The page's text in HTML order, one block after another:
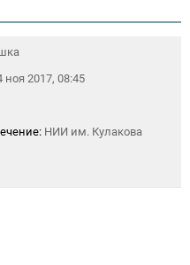
ноя 2017, 08:45
НИИ им. Кулакова